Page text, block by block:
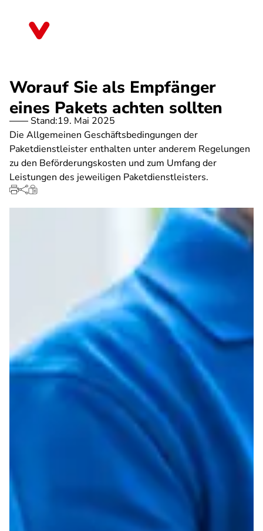
Worauf Sie als Empfänger
eines Pakets achten sollten
Stand:19. Mai 2025
Die Allgemeinen Geschäftsbedingungen der
Paketdienstleister enthalten unter anderem Regelungen
zu den Beförderungskosten und zum Umfang der
Leistungen des jeweiligen Paketdienstleisters.